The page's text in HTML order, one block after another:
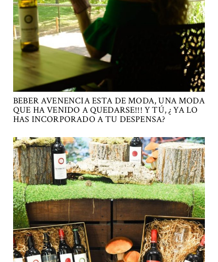
BEBER AVENENCIA ESTA DE MODA, UNA MODA
QUE HA VENIDO A QUEDARSE!!! Y TÚ, ¿ YA LO
HAS INCORPORADO A TU DESPENSA?